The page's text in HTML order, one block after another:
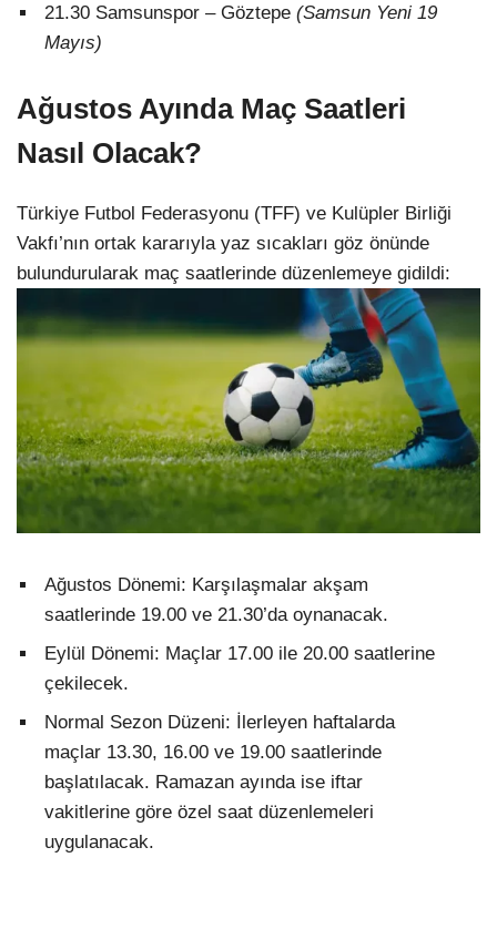
21.30 Samsunspor – Göztepe (Samsun Yeni 19
Mayıs)
Ağustos Ayında Maç Saatleri
Nasıl Olacak?
Türkiye Futbol Federasyonu (TFF) ve Kulüpler Birliği
Vakfı’nın ortak kararıyla yaz sıcakları göz önünde
bulundurularak maç saatlerinde düzenlemeye gidildi:
Ağustos Dönemi: Karşılaşmalar akşam
saatlerinde 19.00 ve 21.30’da oynanacak.
Eylül Dönemi: Maçlar 17.00 ile 20.00 saatlerine
çekilecek.
Normal Sezon Düzeni: İlerleyen haftalarda
maçlar 13.30, 16.00 ve 19.00 saatlerinde
başlatılacak. Ramazan ayında ise iftar
vakitlerine göre özel saat düzenlemeleri
uygulanacak.